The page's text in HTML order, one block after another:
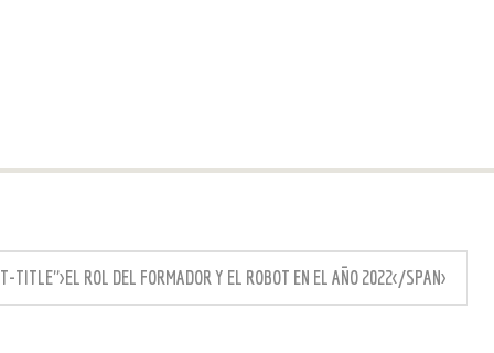
ROL DEL FORMADOR Y EL ROBOT EN EL AÑO 2022</SPAN>